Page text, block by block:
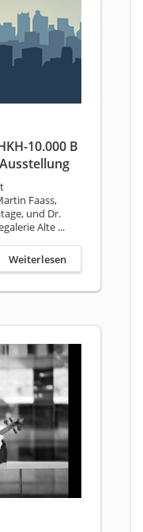
10.000 B
Faass,
und Dr.
Alte ...
Weiterlesen